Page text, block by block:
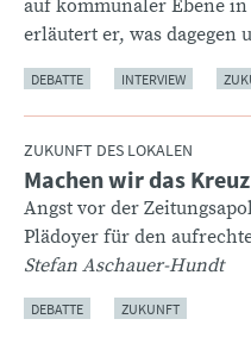
auf kommunaler Ebene
erläutert er, was
DEBATTE INTERVIEW
ZUKUNFT DES LOKALEN
:Machen wir das
Angst vor der
Plädoyer für den
Stefan Aschauer-Hundt
DEBATTE ZUKUNFT